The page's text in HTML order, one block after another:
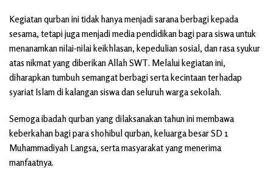
Kegiatan qurban ini tidak hanya menjadi sarana berbagi kepada
sesama, tetapi juga menjadi media pendidikan bagi para siswa untuk
menanamkan nilai-nilai keikhlasan, kepedulian sosial, dan rasa syukur
atas nikmat yang diberikan Allah SWT. Melalui kegiatan ini,
diharapkan tumbuh semangat berbagi serta kecintaan terhadap
syariat Islam di kalangan siswa dan seluruh warga sekolah.
Semoga ibadah qurban yang dilaksanakan tahun ini membawa
keberkahan bagi para shohibul qurban, keluarga besar SD 1
Muhammadiyah Langsa, serta masyarakat yang menerima
manfaatnya.